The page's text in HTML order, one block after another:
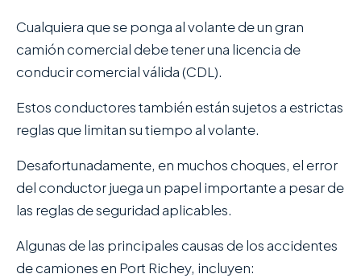
Cualquiera que se ponga al volante de un gran
camión comercial debe tener una licencia de
conducir comercial válida (CDL).
Estos conductores también están sujetos a estrictas
reglas que limitan su tiempo al volante.
Desafortunadamente, en muchos choques, el error
del conductor juega un papel importante a pesar de
las reglas de seguridad aplicables.
Algunas de las principales causas de los accidentes
de camiones en Port Richey, incluyen: